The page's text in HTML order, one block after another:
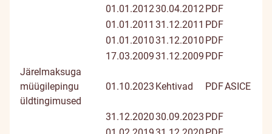
01.01.201230.04.2012PDF
01.01.2011 31.12.2011 PDF
01.01.201031.12.2010 PDF
17.03.200931.12.2009 PDF
Järelmaksuga
müügilepingu
üldtingimused
01.10.2023 Kehtivad PDFASICE
31.12.202030.09.2023 PDF